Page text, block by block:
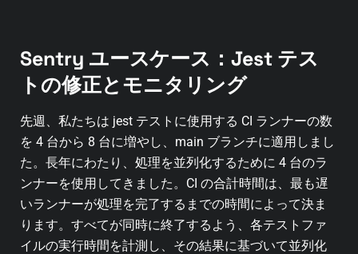
Sentry ユースケース：Jest テス
トの修正とモニタリング
先週、私たちは jest テストに使用する CI ランナーの数
を 4 台から 8 台に増やし、main ブランチに適用しまし
た。長年にわたり、処理を並列化するために 4 台のラ
ンナーを使用してきました。CI の合計時間は、最も遅
いランナーが処理を完了するまでの時間によって決ま
ります。すべてが同時に終了するよう、各テストファ
イルの実行時間を計測し、その結果に基づいて並列化